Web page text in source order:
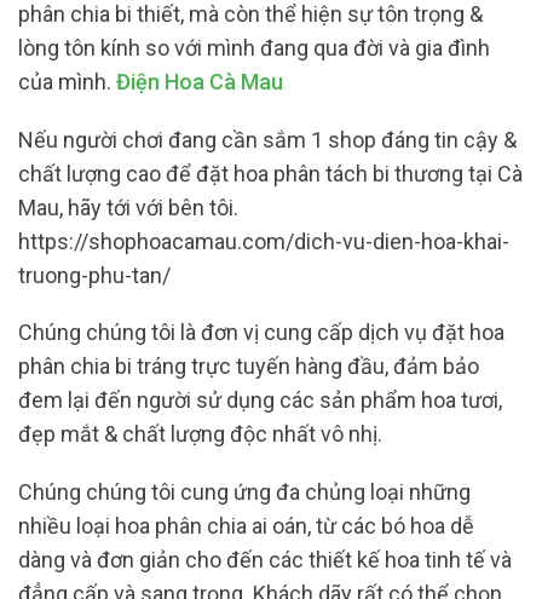
phân chia bi thiết, mà còn thể hiện sự tôn trọng &
lòng tôn kính so với mình đang qua đời và gia đình
của mình. Điện Hoa Cà Mau
Nếu người chơi đang cần sắm 1 shop đáng tin cậy &
chất lượng cao để đặt hoa phân tách bi thương tại Cà
Mau, hãy tới với bên tôi.
https://shophoacamau.com/dich-vu-dien-hoa-khai-
truong-phu-tan/
Chúng chúng tôi là đơn vị cung cấp dịch vụ đặt hoa
phân chia bi tráng trực tuyến hàng đầu, đảm bảo
đem lại đến người sử dụng các sản phẩm hoa tươi,
đẹp mắt & chất lượng độc nhất vô nhị.
Chúng chúng tôi cung ứng đa chủng loại những
nhiều loại hoa phân chia ai oán, từ các bó hoa dễ
dàng và đơn giản cho đến các thiết kế hoa tinh tế và
đẳng cấp và sang trọng. Khách dãy rất có thể chọn